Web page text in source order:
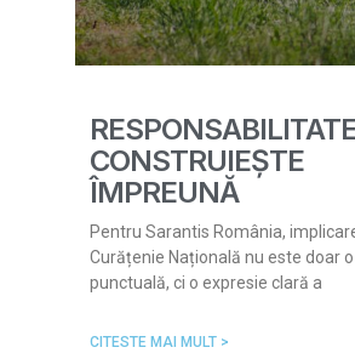
CONSTRUIEȘTE
ÎMPREUNĂ
Pentru Sarantis România,
Curățenie Națională nu este doar
punctuală, ci o expresie clară a
CITESTE MAI MULT >